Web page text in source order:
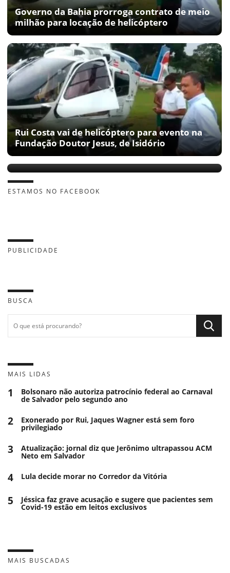
Governo da Bahia prorroga contrato de meio
milhão para locação de helicóptero
Rui Costa vai de helicóptero para evento na
Fundação Doutor Jesus, de Isidório
Morre em São Paulo o jornalista Ricardo
Boechat
ESTAMOS NO FACEBOOK
PUBLICIDADE
BUSCA
MAIS LIDAS
1 Bolsonaro não autoriza patrocínio federal ao Carnaval
de Salvador pelo segundo ano
2 Exonerado por Rui, Jaques Wagner está sem foro
privilegiado
3 Atualização: jornal diz que Jerônimo ultrapassou ACM
Neto em Salvador
4 Lula decide morar no Corredor da Vitória
5 Jéssica faz grave acusação e sugere que pacientes sem
Covid-19 estão em leitos exclusivos
MAIS BUSCADAS